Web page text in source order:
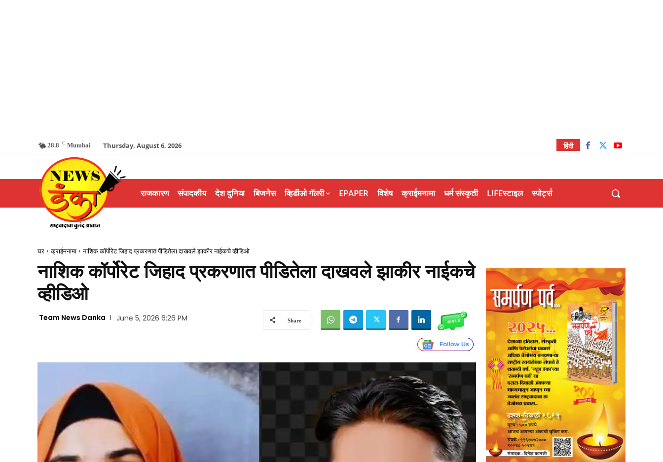
28.8 C Mumbai Thursday, August 6, 2026 हिंदी
राजकारण संपादकीय देश दुनिया बिजनेस व्हिडीओ गॅलरी EPAPER विशेष क्राईमनामा धर्म संस्कृती LIFEस्टाइल स्पोर्ट्स
घर क्राईमनामा नाशिक कॉर्पोरेट जिहाद प्रकरणात पीडितेला दाखवले झाकीर नाईकचे व्हीडिओ
नाशिक कॉर्पोरेट जिहाद प्रकरणात पीडितेला दाखवले झाकीर नाईकचे
व्हीडिओ
Team News Danka June 5, 2026 6:26 PM Share